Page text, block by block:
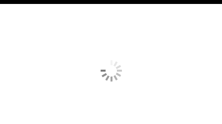
Автофокусировка с управлением движением глаза